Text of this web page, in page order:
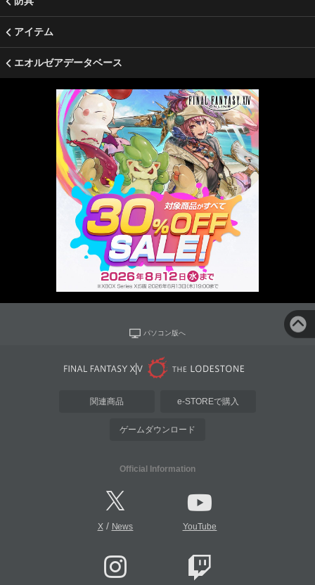
アイテム
エオルゼアデータベース
パソコン版へ
関連商品 e-STOREで購入
ゲームダウンロード
Official Information
X/ News YouTube